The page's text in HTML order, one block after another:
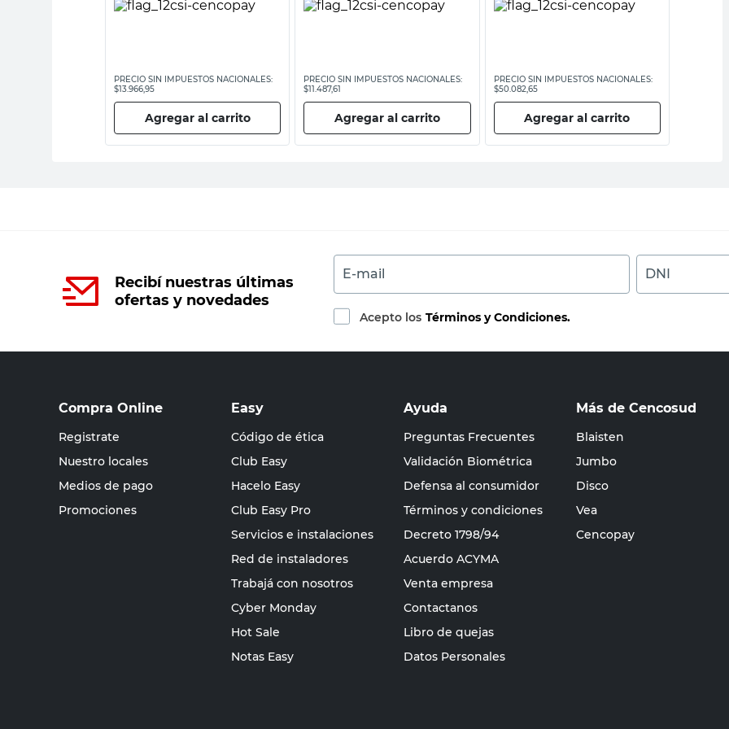
PRECIO SIN IMPUESTOS NACIONALES:
$13.966,95
Agregar al carrito
PRECIO SIN IMPUESTOS NACIONALES:
$11.487,61
Agregar al carrito
PRECIO SIN IMPUESTOS NACIONALES:
$50.082,65
Agregar al carrito
Recibí nuestras últimas
ofertas y novedades
E-mail DNI
Acepto los Términos y Condiciones.
Compra Online
Registrate
Nuestro locales
Medios de pago
Promociones
Easy
Código de ética
Club Easy
Hacelo Easy
Club Easy Pro
Servicios e instalaciones
Red de instaladores
Trabajá con nosotros
Cyber Monday
Hot Sale
Notas Easy
Ayuda
Preguntas Frecuentes
Validación Biométrica
Defensa al consumidor
Términos y condiciones
Decreto 1798/94
Acuerdo ACYMA
Venta empresa
Contactanos
Libro de quejas
Datos Personales
Más de Cencosud
Blaisten
Jumbo
Disco
Vea
Cencopay